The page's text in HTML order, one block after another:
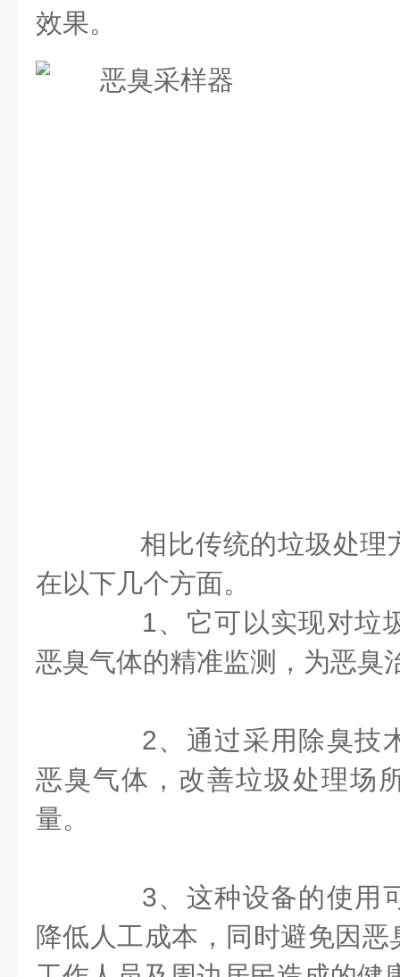
效果。
相比传统的垃圾处理
在以下几个方面。
1、它可以实现对垃
恶臭气体的精准监测，为恶臭
2、通过采用除臭技
恶臭气体，改善垃圾处理场
量。
3、这种设备的使用
降低人工成本，同时避免因